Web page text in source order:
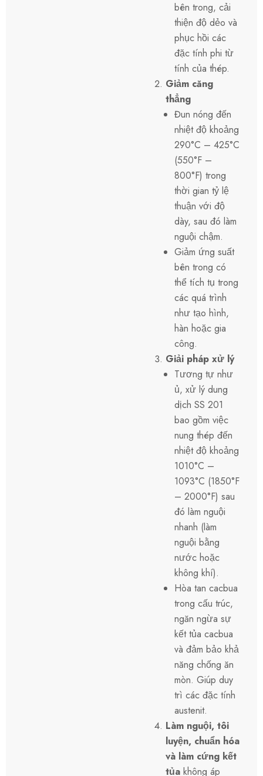
bên trong, cải
thiện độ dẻo và
phục hồi các
đặc tính phi từ
tính của thép.
Giảm căng
thẳng
Đun nóng đến
nhiệt độ khoảng
290°C – 425°C
(550°F –
800°F) trong
thời gian tỷ lệ
thuận với độ
dày, sau đó làm
nguội chậm.
Giảm ứng suất
bên trong có
thể tích tụ trong
các quá trình
như tạo hình,
hàn hoặc gia
công.
Giải pháp xử lý
Tương tự như
ủ, xử lý dung
dịch SS 201
bao gồm việc
nung thép đến
nhiệt độ khoảng
1010°C –
1093°C (1850°F
– 2000°F) sau
đó làm nguội
nhanh (làm
nguội bằng
nước hoặc
không khí).
Hòa tan cacbua
trong cấu trúc,
ngăn ngừa sự
kết tủa cacbua
và đảm bảo khả
năng chống ăn
mòn. Giúp duy
trì các đặc tính
austenit.
Làm nguội, tôi
luyện, chuẩn hóa
và làm cứng kết
tủa không áp